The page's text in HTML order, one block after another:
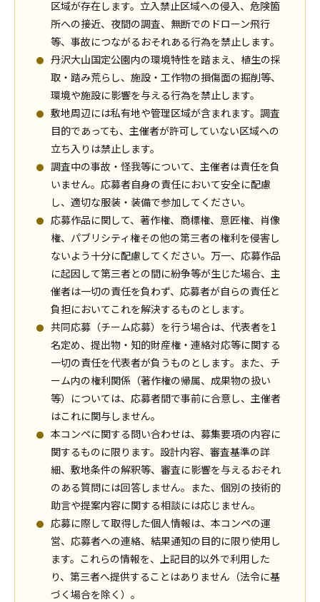
区域が存在します。立入禁止区域への侵入、危険箇
所への接近、夜間の調査、無断でのドローン飛行
等、事故につながるおそれある行為を禁止します。
丹沢大山国定公園内の環境特性を踏まえ、植生の採
取・踏み荒らし、施設・工作物の損傷面の掘削等、
環境や施設に影響を与える行為を禁止します。
敷地周辺には私有地や管理区域が含まれます。調査
目的であっても、主催者が許可していない区域への
立ち入りは禁止します。
調査中の事故・怪我等について、主催者は責任を負
いません。応募者自身の責任において安全に配慮
し、適切な服装・装備で参加してください。
応募作品に関して、著作権、商標権、意匠権、肖像
権、パブリシティ権その他の第三者の権利を侵害し
ないよう十分に配慮してください。万一、応募作品
に起因して第三者との間に紛争等が生じた場合、主
催者は一切の責任を負わず、応募者が自らの責任と
負担においてこれを解決するものとします。
共同応募（チーム応募）を行う場合は、代表者を1
名定め、提出物・知的財産権・連絡対応等に関する
一切の責任を代表者が負うものとします。また、チ
ーム内の権利関係（著作権の帰属、成果物の扱い
等）については、応募者間で事前に合意し、主催者
はこれに関与しません。
本コンペに関する問い合わせは、募集要項の内容に
関するものに限ります。設計内容、審査基準の詳
細、敷地条件の解釈等、審査に影響を与えるおそれ
のある質問には回答しません。また、個別の技術的
助言や提案内容に関する相談には応じません。
応募に際して取得した個人情報は、本コンペの運
営、応募者への連絡、結果通知の目的に限り使用し
ます。これらの情報を、上記目的以外で利用した
り、第三者へ提供することはありません（法令に基
づく場合を除く）。